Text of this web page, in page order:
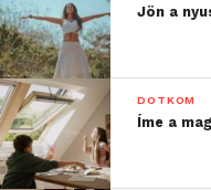
Jön a
DOTKOM
Íme a